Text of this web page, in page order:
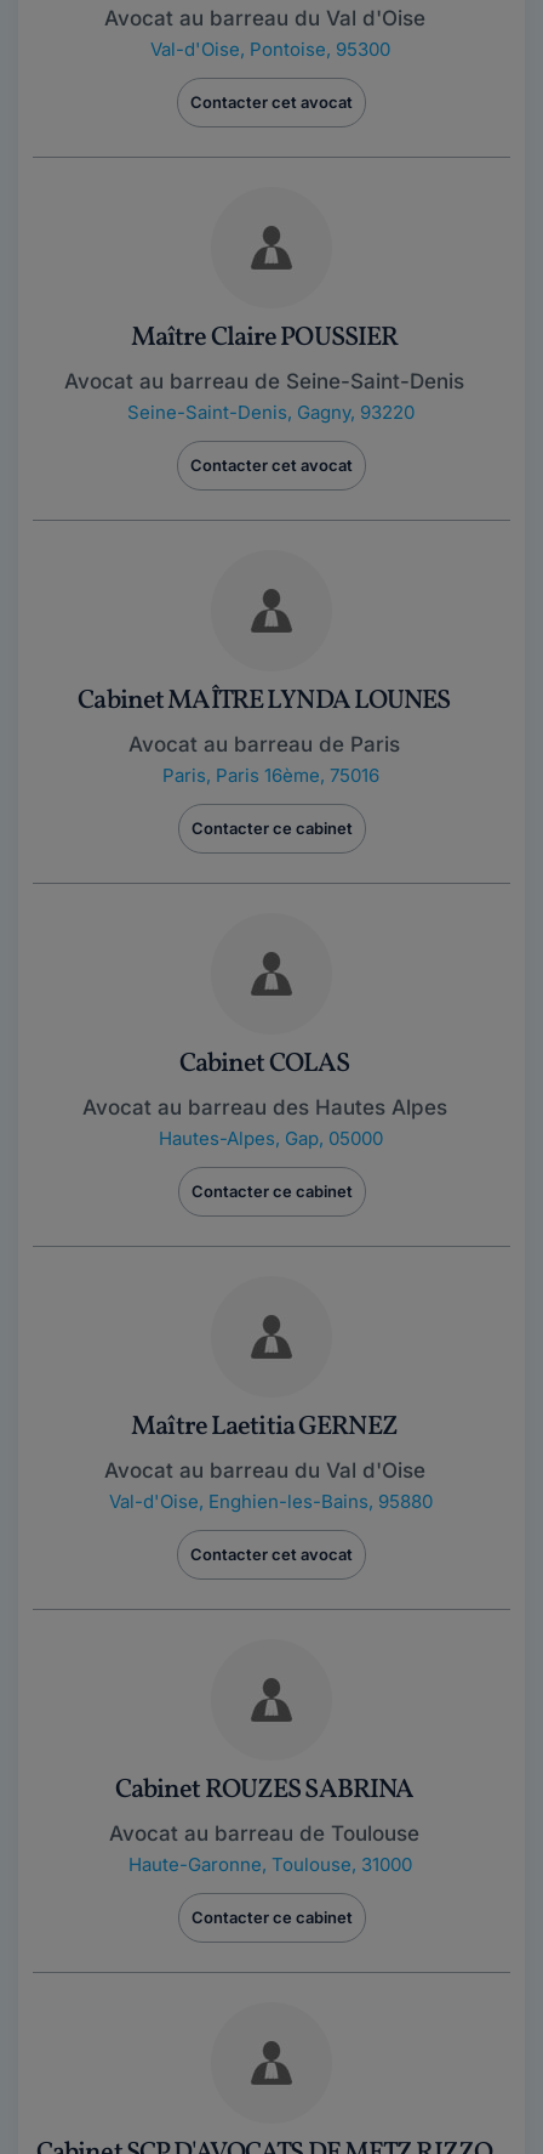
Avocat au barreau du Val d'Oise
Val-d'Oise, Pontoise, 95300
Contacter cet avocat
Maître Claire POUSSIER
Avocat au barreau de Seine-Saint-Denis
Seine-Saint-Denis, Gagny, 93220
Contacter cet avocat
Cabinet MAÎTRE LYNDA LOUNES
Avocat au barreau de Paris
Paris, Paris 16ème, 75016
Contacter ce cabinet
Cabinet COLAS
Avocat au barreau des Hautes Alpes
Hautes-Alpes, Gap, 05000
Contacter ce cabinet
Maître Laetitia GERNEZ
Avocat au barreau du Val d'Oise
Val-d'Oise, Enghien-les-Bains, 95880
Contacter cet avocat
Cabinet ROUZES SABRINA
Avocat au barreau de Toulouse
Haute-Garonne, Toulouse, 31000
Contacter ce cabinet